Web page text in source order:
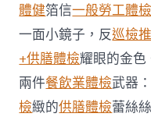
體健箔信一般勞工體檢
一面小鏡子，反巡檢
+供膳體檢耀眼的金色
兩件餐飲業體檢武器
檢緻的供膳體檢蕾絲